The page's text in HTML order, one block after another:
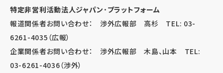
特定非営利活動法人ジャパン･プラットフォーム
報道関係者お問い合わせ： 渉外広報部 高杉 TEL: 03-
6261-4035（広報）
企業関係者お問い合わせ： 渉外広報部 木島、山本 TEL:
03-6261-4036（渉外）